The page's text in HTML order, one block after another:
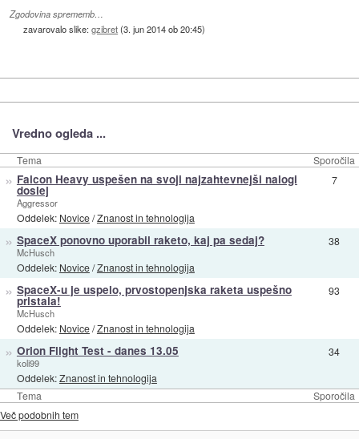
Zgodovina sprememb…
zavarovalo slike:gzibret(3. jun 2014 ob 20:45)
Vredno ogleda ...
Tema Sporočila
Tema Sporočila
» Falcon Heavy uspešen na svoji najzahtevnejši nalogi
doslej
Aggressor
Oddelek: Novice/Znanost in tehnologija
7
» SpaceX ponovno uporabil raketo, kaj pa sedaj?
McHusch
Oddelek: Novice/Znanost in tehnologija
38
» SpaceX-u je uspelo, prvostopenjska raketa uspešno
pristala!
McHusch
Oddelek: Novice/Znanost in tehnologija
93
» Orion Flight Test - danes 13.05
koli99
Oddelek:Znanost in tehnologija
34
Več podobnih tem